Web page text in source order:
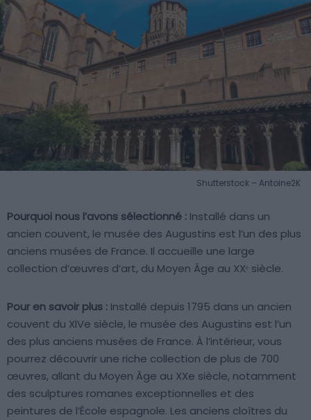
Shutterstock – Antoine2K
Pourquoi nous l’avons sélectionné : Installé dans un
ancien couvent, le musée des Augustins est l’un des plus
anciens musées de France. Il accueille une large
collection d’œuvres d’art, du Moyen Âge au XXᵉ siècle.
Pour en savoir plus : Installé depuis 1795 dans un ancien
couvent du XIVe siècle, le musée des Augustins est l’un
des plus anciens musées de France. À l’intérieur, vous
pourrez découvrir une riche collection de plus de 700
œuvres, allant du Moyen Âge au XXe siècle, notamment
des sculptures romanes exceptionnelles et des
peintures de l’École espagnole. Les anciens cloîtres du